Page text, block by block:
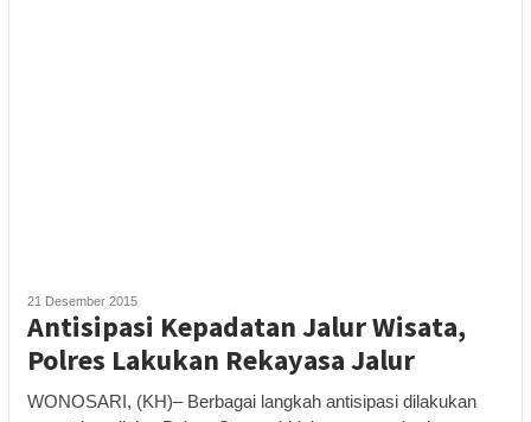
21 Desember 2015
Antisipasi Kepadatan Jalur Wisata,
Polres Lakukan Rekayasa Jalur
WONOSARI, (KH)– Berbagai langkah antisipasi dilakukan